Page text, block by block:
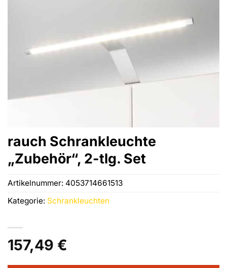
rauch Schrankleuchte
„Zubehör“, 2-tlg. Set
157,49 €
Artikelnummer: 4053714661513
Kategorie: Schrankleuchten